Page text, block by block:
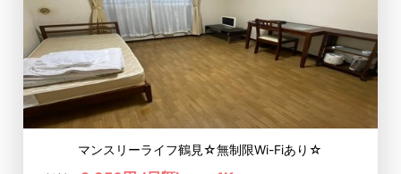
マンスリーライフ鶴見☆無制限Wi-Fiあり☆